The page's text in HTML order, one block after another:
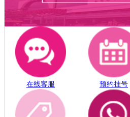
在线客服 预约挂号